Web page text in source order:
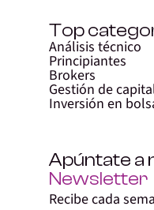
Top
Análisis técnico
Principiantes
Brokers
Gestión de
Inversión en
Apúntate a
Newsletter
Recibe cada